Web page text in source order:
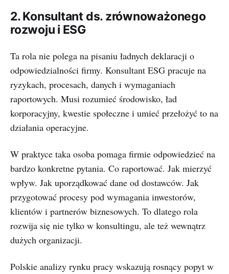
2. Konsultant ds. zrównoważonego
rozwoju i ESG
Ta rola nie polega na pisaniu ładnych deklaracji o
odpowiedzialności firmy. Konsultant ESG pracuje na
ryzykach, procesach, danych i wymaganiach
raportowych. Musi rozumieć środowisko, ład
korporacyjny, kwestie społeczne i umieć przełożyć to na
działania operacyjne.
W praktyce taka osoba pomaga firmie odpowiedzieć na
bardzo konkretne pytania. Co raportować. Jak mierzyć
wpływ. Jak uporządkować dane od dostawców. Jak
przygotować procesy pod wymagania inwestorów,
klientów i partnerów biznesowych. To dlatego rola
rozwija się nie tylko w konsultingu, ale też wewnątrz
dużych organizacji.
Polskie analizy rynku pracy wskazują rosnący popyt w